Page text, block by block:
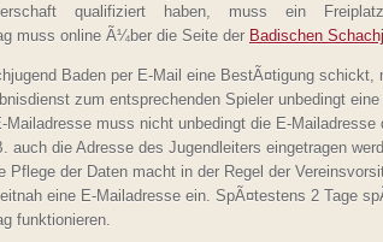
qualifiziert haben, muss ein
muss online Ã¼ber die Seite der Badischen
Baden per E-Mail eine BestÃ¤tigung schickt,
zum entsprechenden Spieler unbedingt
Mailadresse muss nicht unbedingt die E-Mailadresse
auch die Adresse des Jugendleiters eingetragen
Pflege der Daten macht in der Regel der
eine E-Mailadresse ein. SpÃ¤testens 2 Tage
funktionieren.